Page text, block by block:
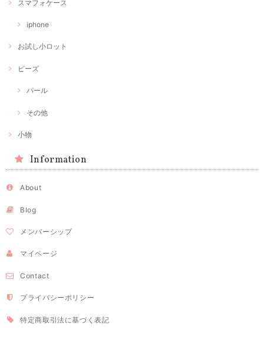
スマフォケース
iphone
お試し小ロット
ビーズ
パール
その他
小物
Information
About
Blog
メンバーシップ
マイページ
Contact
プライバシーポリシー
特定商取引法に基づく表記